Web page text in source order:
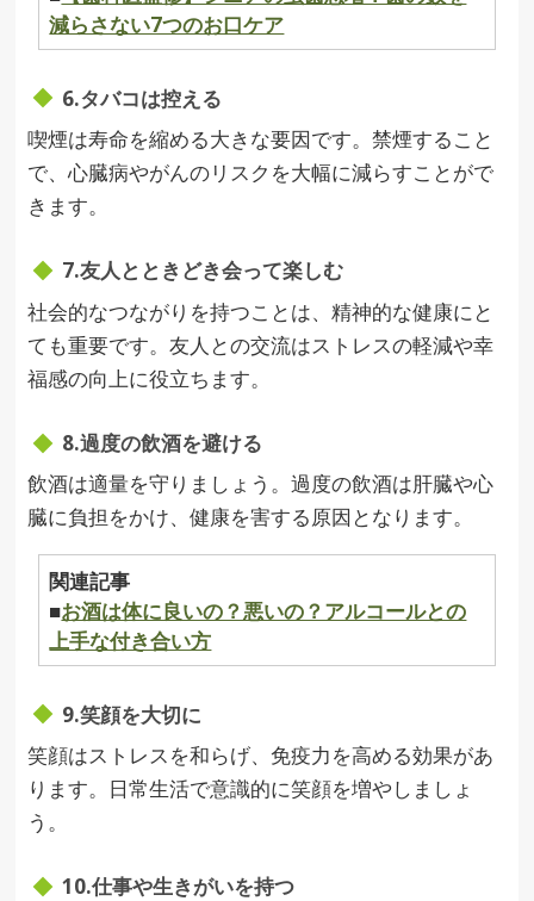
減らさない7つのお口ケア
6.タバコは控える
喫煙は寿命を縮める大きな要因です。禁煙すること
で、心臓病やがんのリスクを大幅に減らすことがで
きます。
7.友人とときどき会って楽しむ
社会的なつながりを持つことは、精神的な健康にと
ても重要です。友人との交流はストレスの軽減や幸
福感の向上に役立ちます。
8.過度の飲酒を避ける
飲酒は適量を守りましょう。過度の飲酒は肝臓や心
臓に負担をかけ、健康を害する原因となります。
関連記事
■お酒は体に良いの？悪いの？アルコールとの
上手な付き合い方
9.笑顔を大切に
笑顔はストレスを和らげ、免疫力を高める効果があ
ります。日常生活で意識的に笑顔を増やしましょ
う。
10.仕事や生きがいを持つ